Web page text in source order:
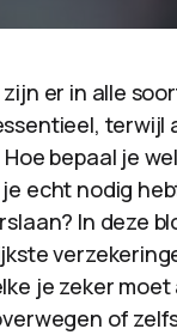
er in alle
terwijl
bepaal je
echt nodig
In deze
je zeker
of